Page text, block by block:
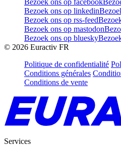
Bezoek ons op linkedin
Bezoek ons op rss-feed
Bezoek ons op mastodon
Bezoek ons op bluesky
© 2026 Euractiv FR
Politique de confidentialité
Conditions générales
Conditions de vente
Services